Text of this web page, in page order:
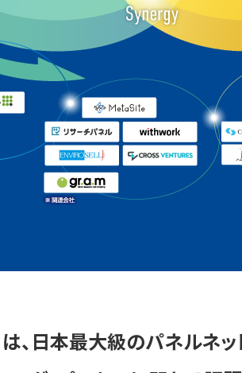
は、日本最大級のパネルネ